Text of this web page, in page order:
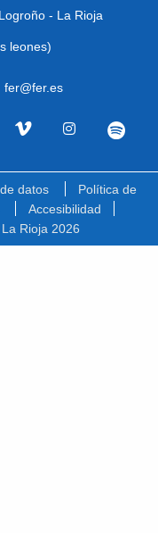
- La Rioja
leones)
fer@fer.es
datos
Política de
Accesibilidad
Rioja 2026